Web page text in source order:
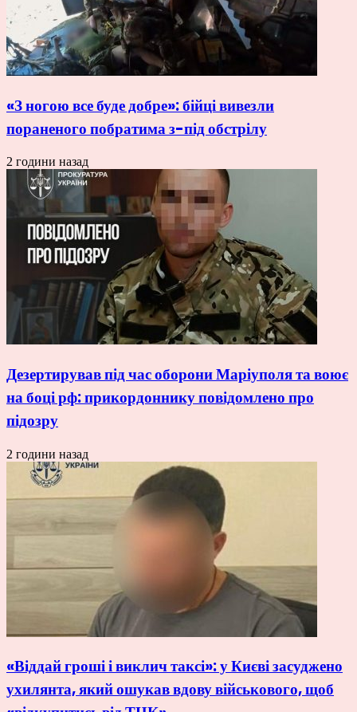
«З ногою все буде добре»: бійці вивезли
пораненого побратима з-під обстрілу
2 години назад
Дезертирував під час оборони Маріуполя та воює
на боці рф: прикордоннику повідомлено про
підозру
2 години назад
«Віддай гроші і виклич таксі»: у Києві засуджено
ухилянта, який ошукав вдову військового, щоб